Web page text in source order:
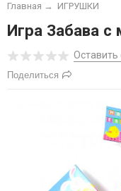
Главная → ИГРУШКИ
Игра Забава
Оставить
Поделиться